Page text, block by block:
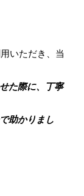
いただき、当
た際に、丁寧
助かりまし